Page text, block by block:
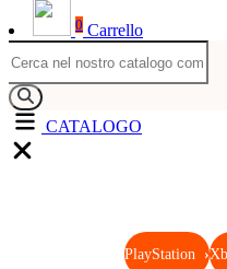
0 Carrello
CATALOGO
PlayStation ›